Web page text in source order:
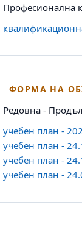
Професионална
ФОРМА НА
Редовна -
учебен план -
учебен план -
учебен план -
учебен план -